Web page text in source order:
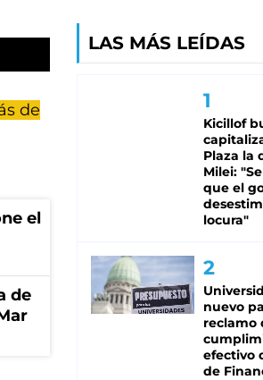
de
el
de
LAS MÁS LEÍDAS
Kicillof
Plaza la
Milei:
que el
locura"
nuevo
reclamo
efectivo
de